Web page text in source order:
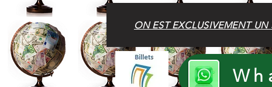
ON EST EXCLUSIVEMENT